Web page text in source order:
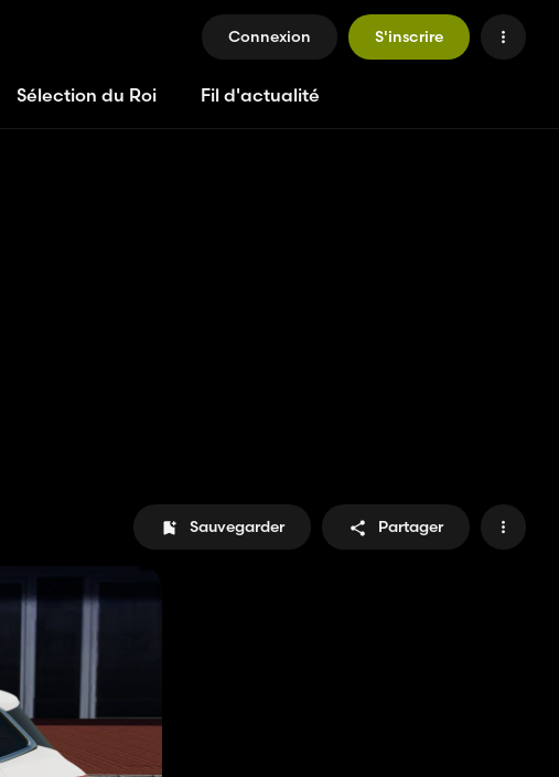
Connexion S'inscrire
Sélection du Roi Fil d'actualité
Sauvegarder Partager